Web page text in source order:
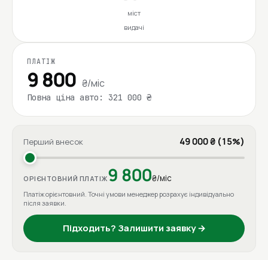
міст
видачі
ПЛАТІЖ
9 800 ₴/міс
Повна ціна авто: 321 000 ₴
Перший внесок 49 000 ₴ (15%)
ОРІЄНТОВНИЙ ПЛАТІЖ9 800₴/міс
Платіж орієнтовний. Точні умови менеджер розрахує індивідуально
після заявки.
Підходить? Залишити заявку →